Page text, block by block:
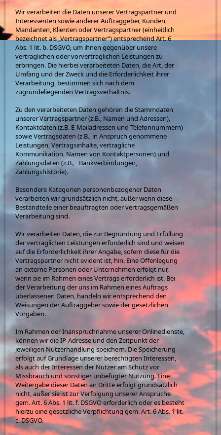
Wir verarbeiten die Daten unserer Vertragspartner und
Interessenten sowie anderer Auftraggeber, Kunden,
Mandanten, Klienten oder Vertragspartner (einheitlich
bezeichnet als „Vertragspartner“) entsprechend Art. 6
Abs. 1 lit. b. DSGVO, um ihnen gegenüber unsere
vertraglichen oder vorvertraglichen Leistungen zu
erbringen. Die hierbei verarbeiteten Daten, die Art, der
Umfang und der Zweck und die Erforderlichkeit ihrer
Verarbeitung, bestimmen sich nach dem
zugrundeliegenden Vertragsverhältnis.
Zu den verarbeiteten Daten gehören die Stammdaten
unserer Vertragspartner (z.B., Namen und Adressen),
Kontaktdaten (z.B. E-Mailadressen und Telefonnummern)
sowie Vertragsdaten (z.B., in Anspruch genommene
Leistungen, Vertragsinhalte, vertragliche
Kommunikation, Namen von Kontaktpersonen) und
Zahlungsdaten (z.B., Bankverbindungen,
Zahlungshistorie).
Besondere Kategorien personenbezogener Daten
verarbeiten wir grundsätzlich nicht, außer wenn diese
Bestandteile einer beauftragten oder vertragsgemäßen
Verarbeitung sind.
Wir verarbeiten Daten, die zur Begründung und Erfüllung
der vertraglichen Leistungen erforderlich sind und weisen
auf die Erforderlichkeit ihrer Angabe, sofern diese für die
Vertragspartner nicht evident ist, hin. Eine Offenlegung
an externe Personen oder Unternehmen erfolgt nur,
wenn sie im Rahmen eines Vertrags erforderlich ist. Bei
der Verarbeitung der uns im Rahmen eines Auftrags
überlassenen Daten, handeln wir entsprechend den
Weisungen der Auftraggeber sowie der gesetzlichen
Vorgaben.
Im Rahmen der Inanspruchnahme unserer Onlinedienste,
können wir die IP-Adresse und den Zeitpunkt der
jeweiligen Nutzerhandlung speichern. Die Speicherung
erfolgt auf Grundlage unserer berechtigten Interessen,
als auch der Interessen der Nutzer am Schutz vor
Missbrauch und sonstiger unbefugter Nutzung. Eine
Weitergabe dieser Daten an Dritte erfolgt grundsätzlich
nicht, außer sie ist zur Verfolgung unserer Ansprüche
gem. Art. 6 Abs. 1 lit. f. DSGVO erforderlich oder es besteht
hierzu eine gesetzliche Verpflichtung gem. Art. 6 Abs. 1 lit.
c. DSGVO.